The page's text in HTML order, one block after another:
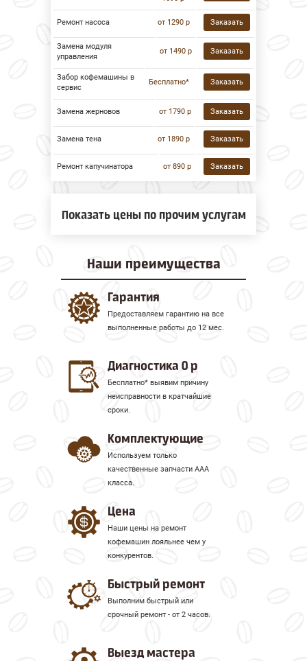
Ремонт насоса от 1290 р Заказать
Замена модуля
управления
от 1490 р Заказать
Забор кофемашины в
сервис
Бесплатно* Заказать
Замена жерновов от 1790 р Заказать
Замена тена от 1890 р Заказать
Ремонт капучинатора от 890 р Заказать
Показать цены по прочим услугам
Наши преимущества
Гарантия
Предоставляем гарантию на все
выполненные работы до 12 мес.
Диагностика 0 р
Бесплатно* выявим причину
неисправности в кратчайшие
сроки.
Комплектующие
Используем только
качественные запчасти ААА
класса.
Цена
Наши цены на ремонт
кофемашин лояльнее чем у
конкурентов.
Быстрый ремонт
Выполним быстрый или
срочный ремонт - от 2 часов.
Выезд мастера